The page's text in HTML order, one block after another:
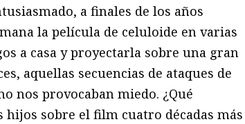
a finales de los años
la película de celuloide en varias
a casa y proyectarla sobre una gran
aquellas secuencias de ataques de
nos provocaban miedo. ¿Qué
sobre el film cuatro décadas más